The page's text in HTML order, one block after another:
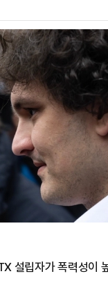
설립자가 폭력성이